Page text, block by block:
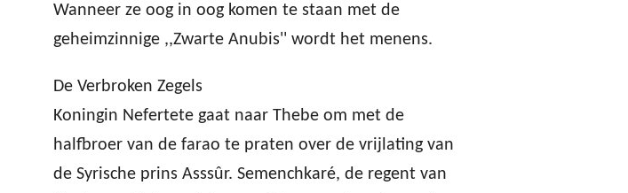
Wanneer ze oog in oog komen te staan met de
geheimzinnige ,,Zwarte Anubis'' wordt het menens.
De Verbroken Zegels
Koningin Nefertete gaat naar Thebe om met de
halfbroer van de farao te praten over de vrijlating van
de Syrische prins Asssûr. Semenchkaré, de regent van